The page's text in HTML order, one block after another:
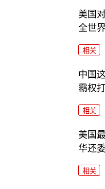
美国
全世
相关
中国
霸权
相关
美国
华还
相关